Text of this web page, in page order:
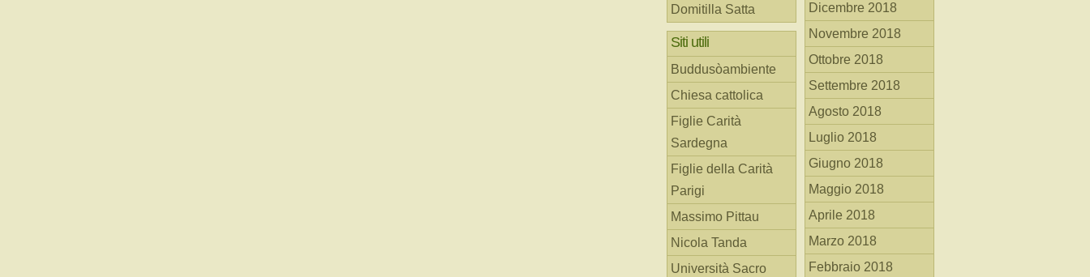
Domitilla Satta
Siti utili
Buddusòambiente
Chiesa cattolica
Figlie Carità
Sardegna
Figlie della Carità
Parigi
Massimo Pittau
Nicola Tanda
Università Sacro
Dicembre 2018
Novembre 2018
Ottobre 2018
Settembre 2018
Agosto 2018
Luglio 2018
Giugno 2018
Maggio 2018
Aprile 2018
Marzo 2018
Febbraio 2018